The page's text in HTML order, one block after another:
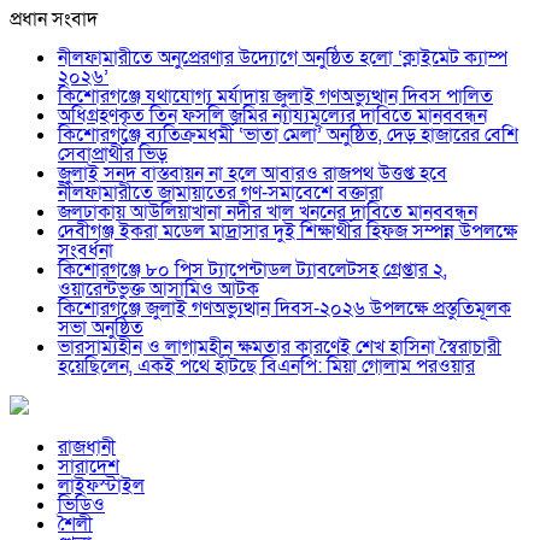
প্রধান সংবাদ
নীলফামারীতে অনুপ্রেরণার উদ্যোগে অনুষ্ঠিত হলো ‘ক্লাইমেট ক্যাম্প
২০২৬’
কিশোরগঞ্জে যথাযোগ্য মর্যাদায় জুলাই গণঅভ্যুত্থান দিবস পালিত
অধিগ্রহণকৃত তিন ফসলি জমির ন্যায্যমূল্যের দাবিতে মানববন্ধন
কিশোরগঞ্জে ব্যতিক্রমধর্মী ‘ভাতা মেলা’ অনুষ্ঠিত, দেড় হাজারের বেশি
সেবাপ্রার্থীর ভিড়
জুলাই সনদ বাস্তবায়ন না হলে আবারও রাজপথ উত্তপ্ত হবে
নীলফামারীতে জামায়াতের গণ-সমাবেশে বক্তারা
জলঢাকায় আউলিয়াখানা নদীর খাল খননের দাবিতে মানববন্ধন
দেবীগঞ্জ ইকরা মডেল মাদ্রাসার দুই শিক্ষার্থীর হিফজ সম্পন্ন উপলক্ষে
সংবর্ধনা
কিশোরগঞ্জে ৮০ পিস ট্যাপেন্টাডল ট্যাবলেটসহ গ্রেপ্তার ২,
ওয়ারেন্টভুক্ত আসামিও আটক
কিশোরগঞ্জে জুলাই গণঅভ্যুত্থান দিবস-২০২৬ উপলক্ষে প্রস্তুতিমূলক
সভা অনুষ্ঠিত
ভারসাম্যহীন ও লাগামহীন ক্ষমতার কারণেই শেখ হাসিনা স্বৈরাচারী
হয়েছিলেন, একই পথে হাঁটছে বিএনপি: মিয়া গোলাম পরওয়ার
রাজধানী
সারাদেশ
লাইফস্টাইল
ভিডিও
শৈলী